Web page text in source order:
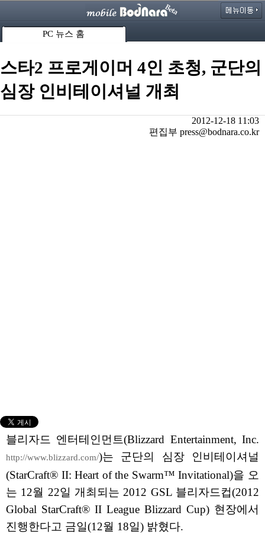
PC 뉴스 홈
스타2 프로게이머 4인 초청, 군단의
심장 인비테이셔널 개최
2012-12-18 11:03
편집부 press@bodnara.co.kr
블리자드 엔터테인먼트(Blizzard Entertainment, Inc.
http://www.blizzard.com/)는 군단의 심장 인비테이셔널
(StarCraft® II: Heart of the Swarm™ Invitational)을 오
는 12월 22일 개최되는 2012 GSL 블리자드컵(2012
Global StarCraft® II League Blizzard Cup) 현장에서
진행한다고 금일(12월 18일) 밝혔다.